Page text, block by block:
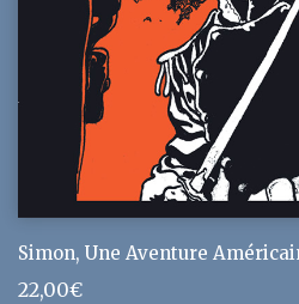
Simon, Une Aventure
22,00€